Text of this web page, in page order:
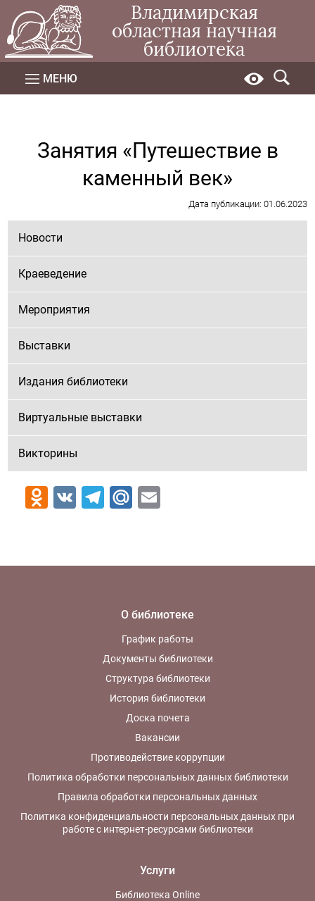
Владимирская
областная научная
библиотека
МЕНЮ
Занятия «Путешествие в
каменный век»
Дата публикации: 01.06.2023
Новости
Краеведение
Мероприятия
Выставки
Издания библиотеки
Виртуальные выставки
Викторины
Odnoklassniki
VK Telegram
Mail.Ru
О библиотеке
График работы
Документы библиотеки
Структура библиотеки
История библиотеки
Доска почета
Вакансии
Противодействие коррупции
Политика обработки персональных данных библиотеки
Правила обработки персональных данных
Политика конфиденциальности персональных данных при
работе с интернет-ресурсами библиотеки
Услуги
Библиотека Online